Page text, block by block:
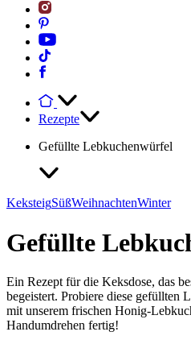
Rezepte
Gefüllte Lebkuchenwürfel
KeksteigSüßWeihnachtenWinter
Gefüllte
Ein Rezept für die Keksdose, das
begeistert. Probiere diese gefüllten
mit unserem frischen Honig-
Handumdrehen fertig!